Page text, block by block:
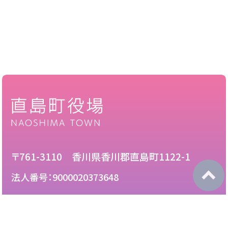
〒761-3110 香川県香川郡直島町1122-1
法人番号：9000020373648